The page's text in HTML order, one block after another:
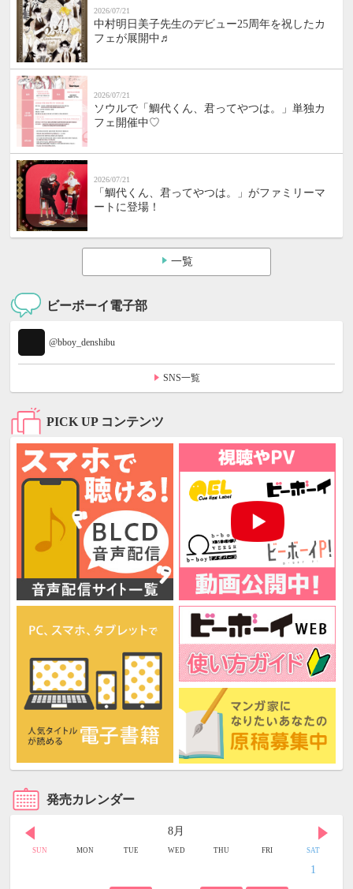
2026/07/21
中村明日美子先生のデビュー25周年を祝したカ
フェが展開中♬
2026/07/21
ソウルで「鯛代くん、君ってやつは。」単独カ
フェ開催中♡
2026/07/21
「鯛代くん、君ってやつは。」がファミリーマ
ートに登場！
一覧
ビーボーイ電子部
@bboy_denshibu
SNS一覧
PICK UP コンテンツ
発売カレンダー
8月
SUN MON TUE WED THU FRI SAT
1